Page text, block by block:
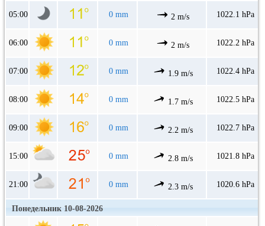
05:00 0 mm 2 m/s 1022.1 hPa
06:00 0 mm 2 m/s 1022.2 hPa
07:00 0 mm 1.9 m/s 1022.4 hPa
08:00 0 mm 1.7 m/s 1022.5 hPa
09:00 0 mm 2.2 m/s 1022.7 hPa
15:00 0 mm 2.8 m/s 1021.8 hPa
21:00 0 mm 2.3 m/s 1020.6 hPa
Понедельник 10-08-2026